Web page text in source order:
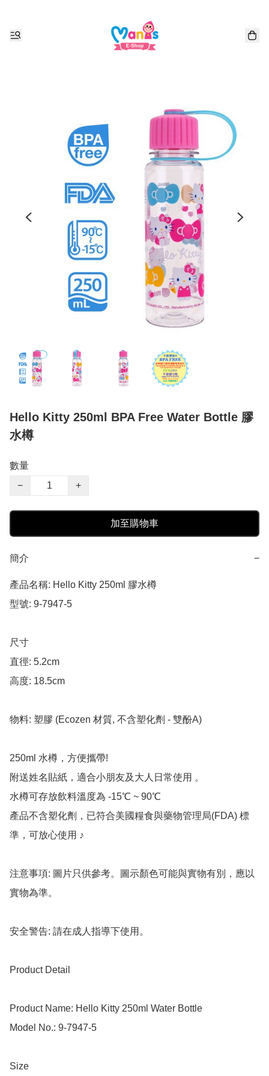
Hello Kitty 250ml BPA Free Water Bottle 膠
水樽
數量
−
+
加至購物車
簡介 −
產品名稱: Hello Kitty 250ml 膠水樽
型號: 9-7947-5
尺寸
直徑: 5.2cm
高度: 18.5cm
物料: 塑膠 (Ecozen 材質, 不含塑化劑 - 雙酚A)
250ml 水樽，方便攜帶!
附送姓名貼紙，適合小朋友及大人日常使用 。
水樽可存放飲料溫度為 -15℃ ~ 90℃
產品不含塑化劑，已符合美國糧食與藥物管理局(FDA) 標
準，可放心使用 ♪
注意事項: 圖片只供參考。圖示顏色可能與實物有別，應以
實物為準。
安全警告: 請在成人指導下使用。
Product Detail
Product Name: Hello Kitty 250ml Water Bottle
Model No.: 9-7947-5
Size